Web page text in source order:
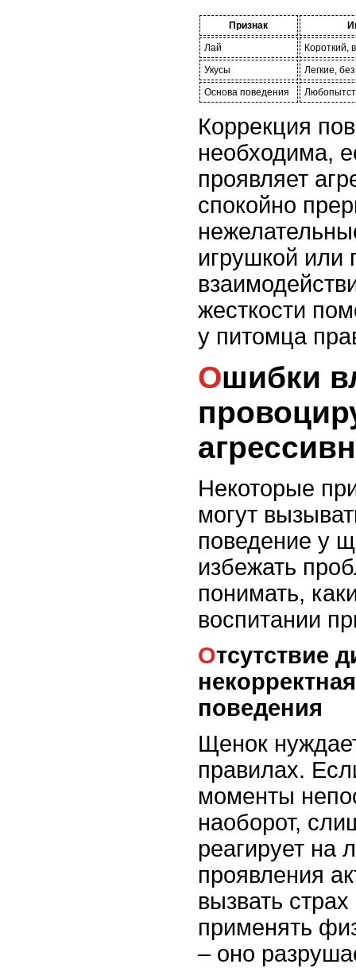
Признак
Лай
Короткий,
Укусы
Легкие,
Основа поведения
Коррекция
необходима,
проявляет
спокойно
игрушкой или
жесткости
у питомца
Ошибки владельцев,
Некоторые
могут
поведение у
избежать
понимать,
воспитании
Отсутствие дисциплины и
поведения
Щенок
правилах.
моменты
наоборот,
реагирует на
проявления
вызвать
применять
– оно